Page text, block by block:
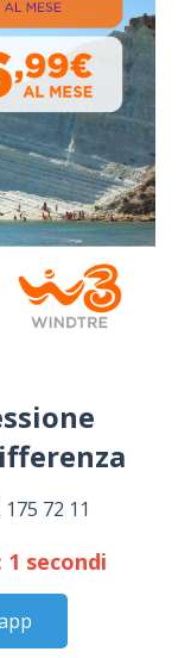
72 11
1 secondi
– COMUNE DI
2026 in
I Cugini di